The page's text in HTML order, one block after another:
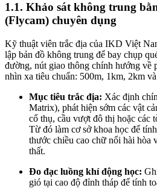
1.1. Khảo sát không trung
(Flycam) chuyên dụng
Kỹ thuật viên trắc địa của IKD Việt
lập bản đồ không trung để bay chụp
đường, nút giao thông chính hướng về
nhìn xa tiêu chuẩn: 500m, 1km, 2km
Mục tiêu trắc địa: Xác định
Matrix), phát hiện sớm các vật
cổ thụ, cầu vượt đô thị hoặc các
Từ đó làm cơ sở khoa học để
thước chiều cao chữ nổi hài hòa
thất.
Đo đạc luồng khí động học:
gió tại cao độ đỉnh tháp để tính